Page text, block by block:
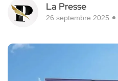
La Presse
26 septembre 2025